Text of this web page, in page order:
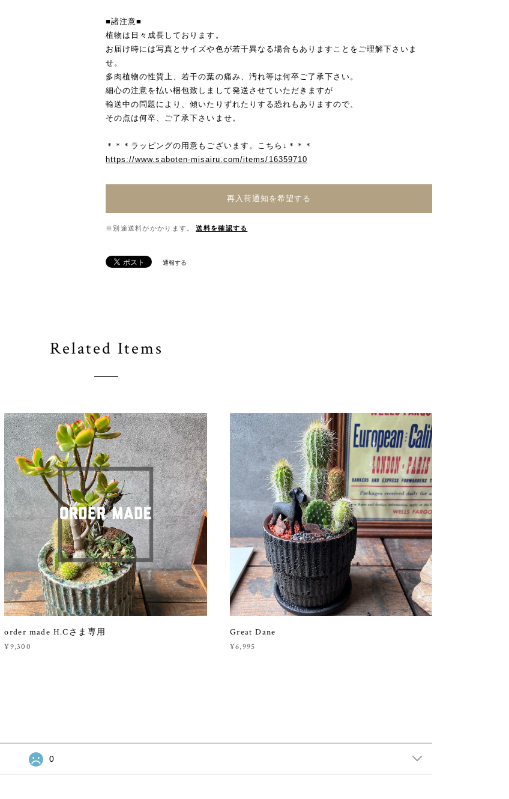
■諸注意■
植物は日々成長しております。
お届け時には写真とサイズや色が若干異なる場合もありますことをご理解下さいま
せ。
多肉植物の性質上、若干の葉の痛み、汚れ等は何卒ご了承下さい。
細心の注意を払い梱包致しまして発送させていただきますが
輸送中の問題により、傾いたりずれたりする恐れもありますので、
その点は何卒、ご了承下さいませ。
＊＊＊ラッピングの用意もございます。こちら↓＊＊＊
https://www.saboten-misairu.com/items/16359710
再入荷通知を希望する
※別途送料がかかります。 送料を確認する
通報する
Related Items
order made H.Cさま専用
¥9,300
Great Dane
¥6,995
0